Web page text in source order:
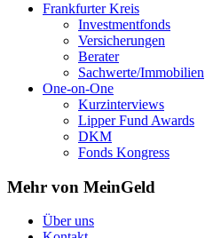
Frankfurter Kreis
Investmentfonds
Versicherungen
Berater
Sachwerte/Immobilien
One-on-One
Kurzinterviews
Lipper Fund Awards
DKM
Fonds Kongress
Mehr von MeinGeld
Über uns